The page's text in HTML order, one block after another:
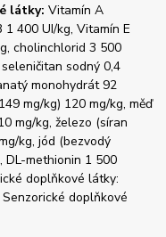
látky: Vitamín A
400 UI/kg, Vitamín E
cholinchlorid 3 500
sodný 0,4
monohydrát 92
mg/kg) 120 mg/kg, měď
mg/kg, železo (síran
kg, jód (bezvodý
DL-methionin 1 500
doplňkové látky:
doplňkové